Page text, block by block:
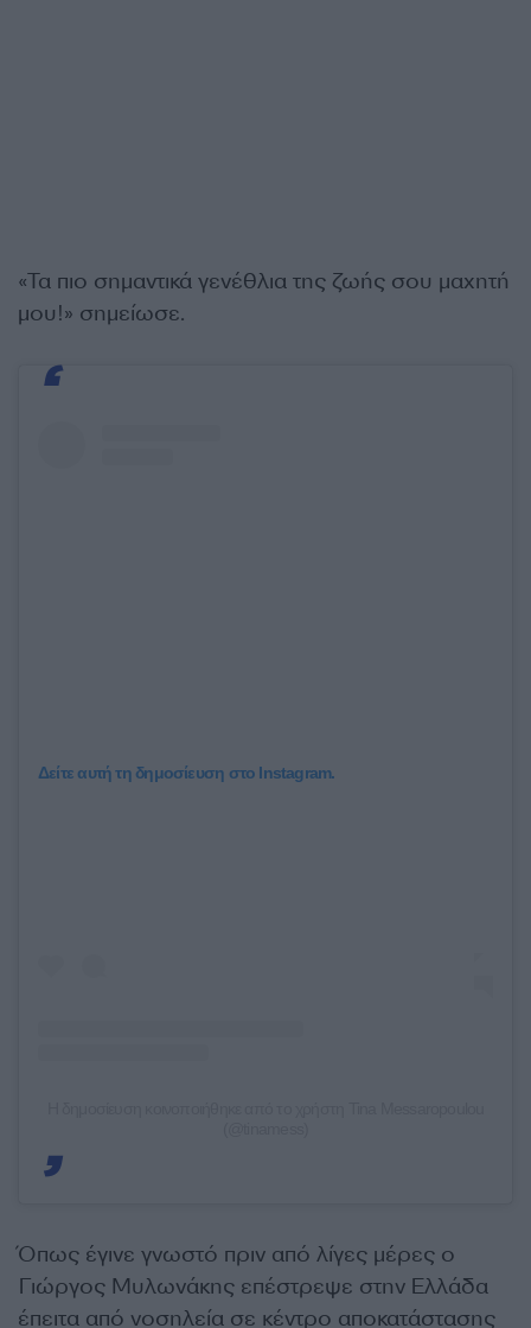
«Τα πιο σημαντικά γενέθλια της ζωής σου μαχητή
μου!» σημείωσε.
Δείτε αυτή τη δημοσίευση στο Instagram.
Όπως έγινε γνωστό πριν από λίγες μέρες ο
Γιώργος Μυλωνάκης επέστρεψε στην Ελλάδα
έπειτα από νοσηλεία σε κέντρο αποκατάστασης